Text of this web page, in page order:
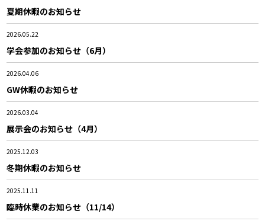
夏期休暇のお知らせ
2026.05.22
学会参加のお知らせ（6月）
2026.04.06
GW休暇のお知らせ
2026.03.04
展示会のお知らせ（4月）
2025.12.03
冬期休暇のお知らせ
2025.11.11
臨時休業のお知らせ（11/14）